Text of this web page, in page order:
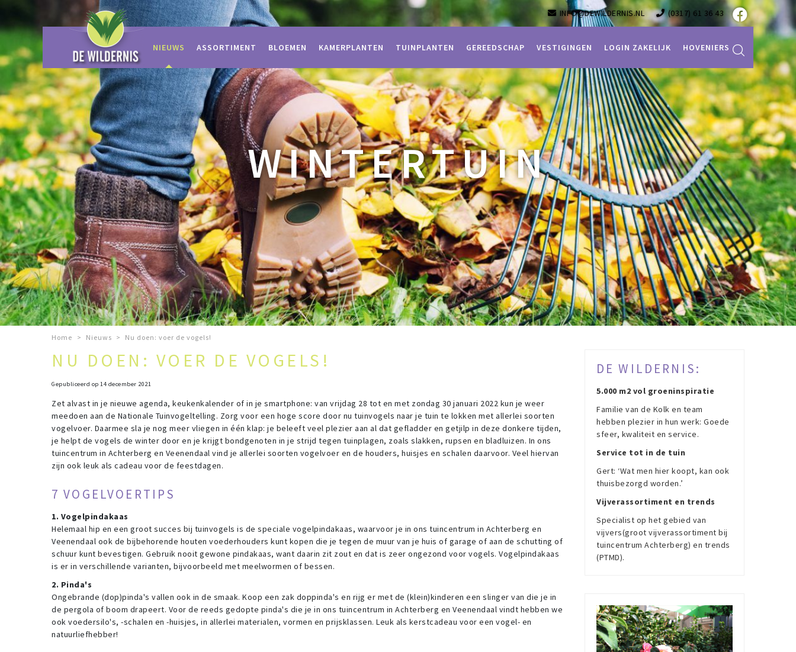
content
WINTERTUIN
Home > Nieuws > Nu doen: voer de vogels!
INFO@DEWILDERNIS.NL (0317) 61 36 43
NIEUWS ASSORTIMENT BLOEMEN KAMERPLANTEN TUINPLANTEN GEREEDSCHAP VESTIGINGEN LOGIN ZAKELIJK HOVENIERS
NU DOEN: VOER DE VOGELS!
Gepubliceerd op 14 december 2021
Zet alvast in je nieuwe agenda, keukenkalender of in je smartphone: van vrijdag 28 tot en met zondag 30 januari 2022 kun je weer
meedoen aan de Nationale Tuinvogeltelling. Zorg voor een hoge score door nu tuinvogels naar je tuin te lokken met allerlei soorten
vogelvoer. Daarmee sla je nog meer vliegen in één klap: je beleeft veel plezier aan al dat gefladder en getjilp in deze donkere tijden,
je helpt de vogels de winter door en je krijgt bondgenoten in je strijd tegen tuinplagen, zoals slakken, rupsen en bladluizen. In ons
tuincentrum in Achterberg en Veenendaal vind je allerlei soorten vogelvoer en de houders, huisjes en schalen daarvoor. Veel hiervan
zijn ook leuk als cadeau voor de feestdagen.
7 VOGELVOERTIPS
1. Vogelpindakaas
Helemaal hip en een groot succes bij tuinvogels is de speciale vogelpindakaas, waarvoor je in ons tuincentrum in Achterberg en
Veenendaal ook de bijbehorende houten voederhouders kunt kopen die je tegen de muur van je huis of garage of aan de schutting of
schuur kunt bevestigen. Gebruik nooit gewone pindakaas, want daarin zit zout en dat is zeer ongezond voor vogels. Vogelpindakaas
is er in verschillende varianten, bijvoorbeeld met meelwormen of bessen.
2. Pinda's
Ongebrande (dop)pinda's vallen ook in de smaak. Koop een zak doppinda's en rijg er met de (klein)kinderen een slinger van die je in
de pergola of boom drapeert. Voor de reeds gedopte pinda's die je in ons tuincentrum in Achterberg en Veenendaal vindt hebben we
ook voedersilo's, -schalen en -huisjes, in allerlei materialen, vormen en prijsklassen. Leuk als kerstcadeau voor een vogel- en
natuurliefhebber!
DE WILDERNIS:
5.000 m2 vol groeninspiratie
Familie van de Kolk en team
hebben plezier in hun werk: Goede
sfeer, kwaliteit en service.
Service tot in de tuin
Gert: ‘Wat men hier koopt, kan ook
thuisbezorgd worden.’
Vijverassortiment en trends
Specialist op het gebied van
vijvers(groot vijverassortiment bij
tuincentrum Achterberg) en trends
(PTMD).